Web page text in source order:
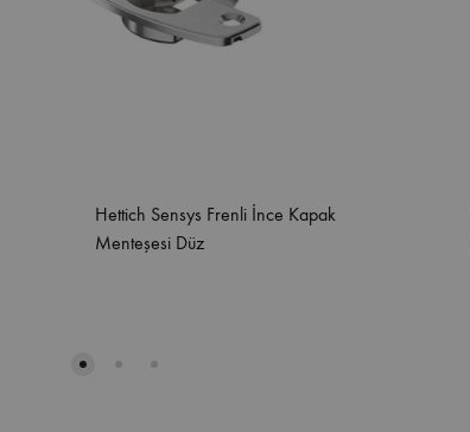
Hettich Sensys Frenli İnce Kapak
Menteşesi Düz